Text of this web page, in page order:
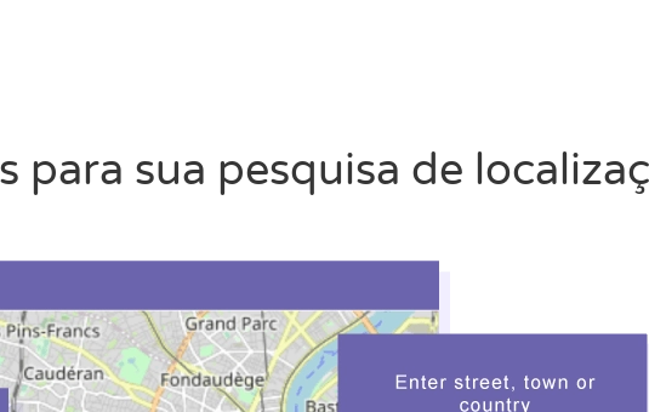
para sua pesquisa de